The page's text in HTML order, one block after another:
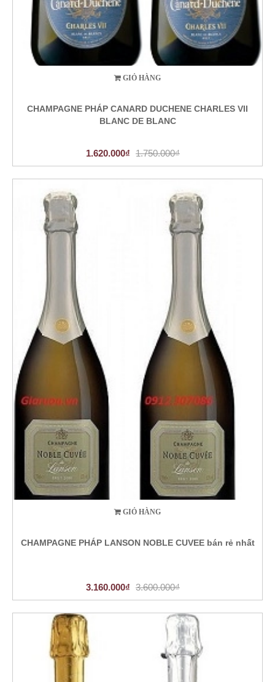
GIỎ HÀNG
CHAMPAGNE PHÁP CANARD DUCHENE CHARLES VII
BLANC DE BLANC
1.620.000₫ 1.750.000₫
GIỎ HÀNG
CHAMPAGNE PHÁP LANSON NOBLE CUVEE bán rẻ nhất
3.160.000₫ 3.600.000₫